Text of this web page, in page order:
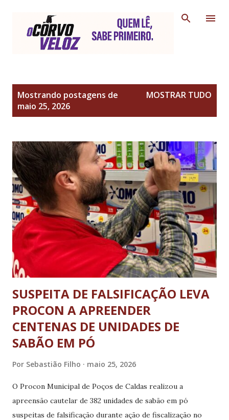
Mostrando postagens de
maio 25, 2026
MOSTRAR TUDO
SUSPEITA DE FALSIFICAÇÃO LEVA
PROCON A APREENDER
CENTENAS DE UNIDADES DE
SABÃO EM PÓ
Por Sebastião Filho maio 25, 2026
O Procon Municipal de Poços de Caldas realizou a
apreensão cautelar de 382 unidades de sabão em pó
suspeitas de falsificação durante ação de fiscalização no